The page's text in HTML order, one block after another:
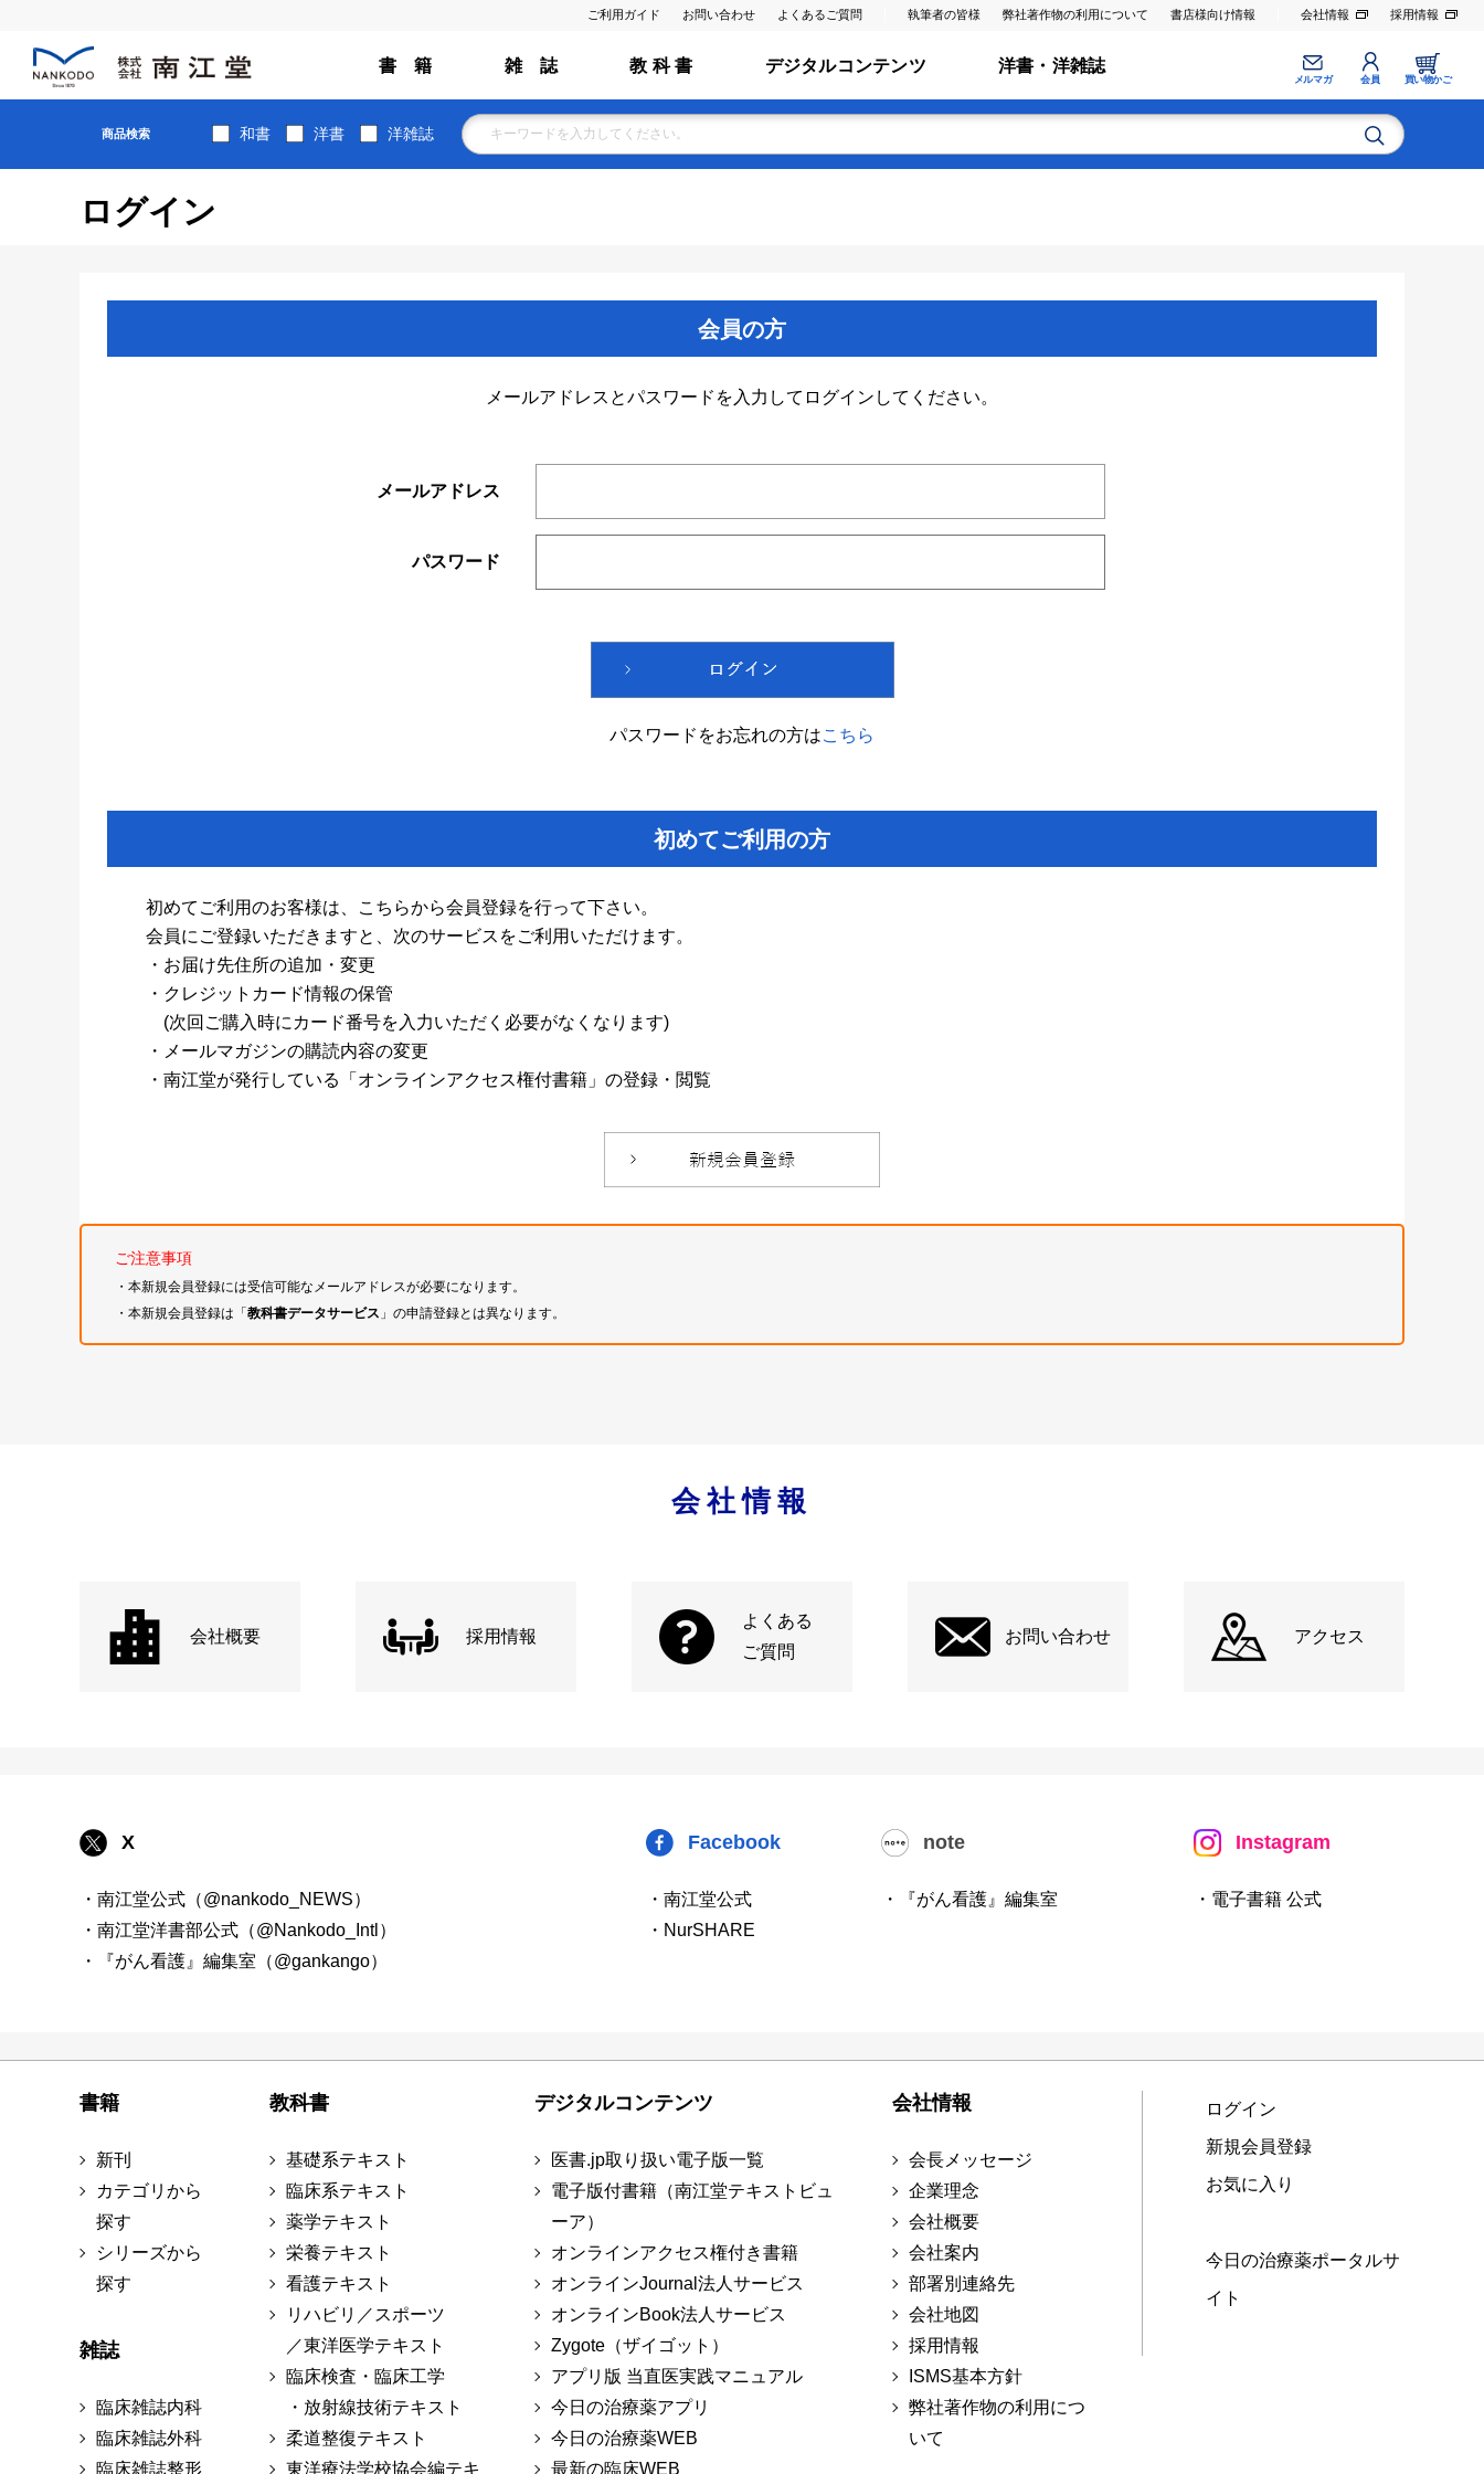
ご利用ガイド お問い合わせ よくあるご質問 執筆者の皆様 弊社著作物の利用について 書店様向け情報 会社情報 採用情報
書 籍 雑 誌 教 科 書 デジタルコンテンツ 洋書・洋雑誌
メルマガ 会員 買い物かご
商品検索 和書 洋書 洋雑誌
ログイン
会員の方
メールアドレスとパスワードを入力してログインしてください。
メールアドレス
パスワード
パスワードをお忘れの方はこちら
初めてご利用の方
初めてご利用のお客様は、こちらから会員登録を行って下さい。
会員にご登録いただきますと、次のサービスをご利用いただけます。
・お届け先住所の追加・変更
・クレジットカード情報の保管
(次回ご購入時にカード番号を入力いただく必要がなくなります)
・メールマガジンの購読内容の変更
・南江堂が発行している「オンラインアクセス権付書籍」の登録・閲覧
ご注意事項
・本新規会員登録には受信可能なメールアドレスが必要になります。
・本新規会員登録は「教科書データサービス 」の申請登録とは異なります。
会社情報
会社概要 採用情報
よくある
ご質問
お問い合わせ アクセス
X
・南江堂公式（@nankodo_NEWS）
・南江堂洋書部公式（@Nankodo_Intl）
・『がん看護』編集室（@gankango）
Facebook
・南江堂公式
・NurSHARE
note
・『がん看護』編集室
Instagram
・電子書籍 公式
書籍
新刊
カテゴリから
探す
シリーズから
探す
雑誌
臨床雑誌内科
臨床雑誌外科
臨床雑誌整形
教科書
基礎系テキスト
臨床系テキスト
薬学テキスト
栄養テキスト
看護テキスト
リハビリ／スポーツ
／東洋医学テキスト
臨床検査・臨床工学
・放射線技術テキスト
柔道整復テキスト
東洋療法学校協会編テキ
デジタルコンテンツ
医書.jp取り扱い電子版一覧
電子版付書籍（南江堂テキストビュ
ーア）
オンラインアクセス権付き書籍
オンラインJournal法人サービス
オンラインBook法人サービス
Zygote（ザイゴット）
アプリ版 当直医実践マニュアル
今日の治療薬アプリ
今日の治療薬WEB
最新の臨床WEB
会社情報
会長メッセージ
企業理念
会社概要
会社案内
部署別連絡先
会社地図
採用情報
ISMS基本方針
弊社著作物の利用につ
いて
ログイン
新規会員登録
お気に入り
今日の治療薬ポータルサ
イト